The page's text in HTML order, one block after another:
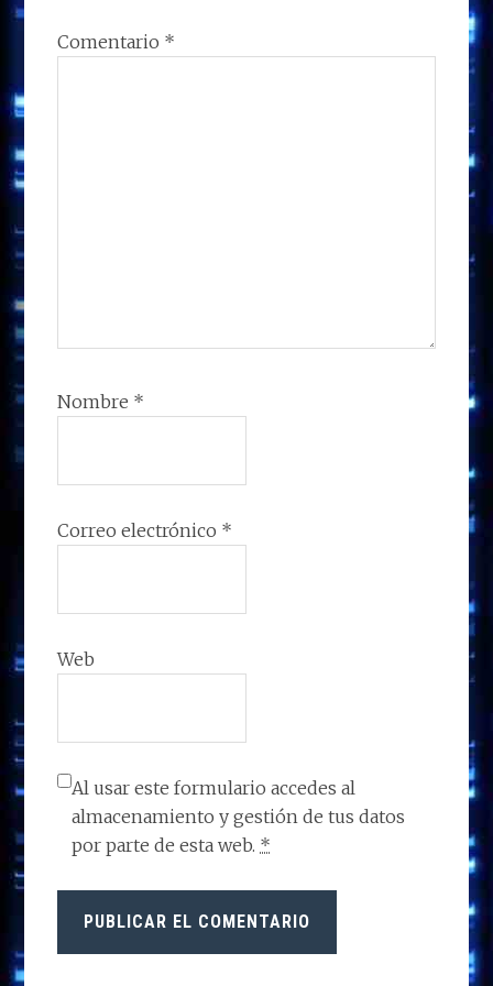
Comentario *
Nombre *
Correo electrónico *
Web
Al usar este formulario accedes al
almacenamiento y gestión de tus datos
por parte de esta web. *